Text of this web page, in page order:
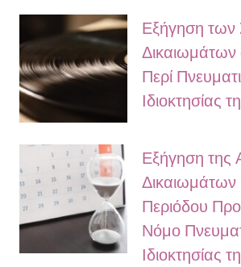
Εξήγηση των
Περί
Ιδιοκτησίας
Εξήγηση της
Δικαιωμάτων
Περιόδου
Νόμο
Ιδιοκτησίας